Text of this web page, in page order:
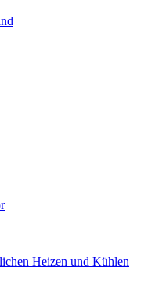
Heizen und Kühlen